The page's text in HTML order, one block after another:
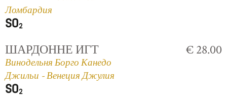
Ломбардия
ШАРДОННЕ ИГТ
Винодельня Борго Канедо
Джильи - Венеция Джулия
€ 28.00